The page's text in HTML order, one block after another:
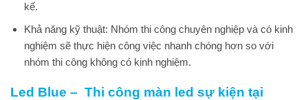
kế.
Khả năng kỹ thuật: Nhóm thi công chuyên nghiệp và có kinh
nghiệm sẽ thực hiện công việc nhanh chóng hơn so với
nhóm thi công không có kinh nghiệm.
Led Blue – Thi công màn led sự kiện tại